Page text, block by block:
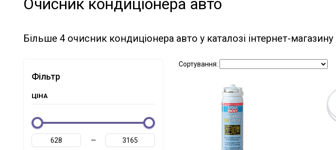
Більше 4 очисник кондиціонера авто у каталозі інтернет-магазину
Фільтр
ЦІНА
—
Сортування: